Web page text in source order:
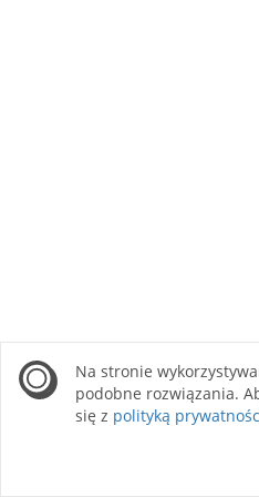
Na stronie
podobne rozwiązania.
się z polityką